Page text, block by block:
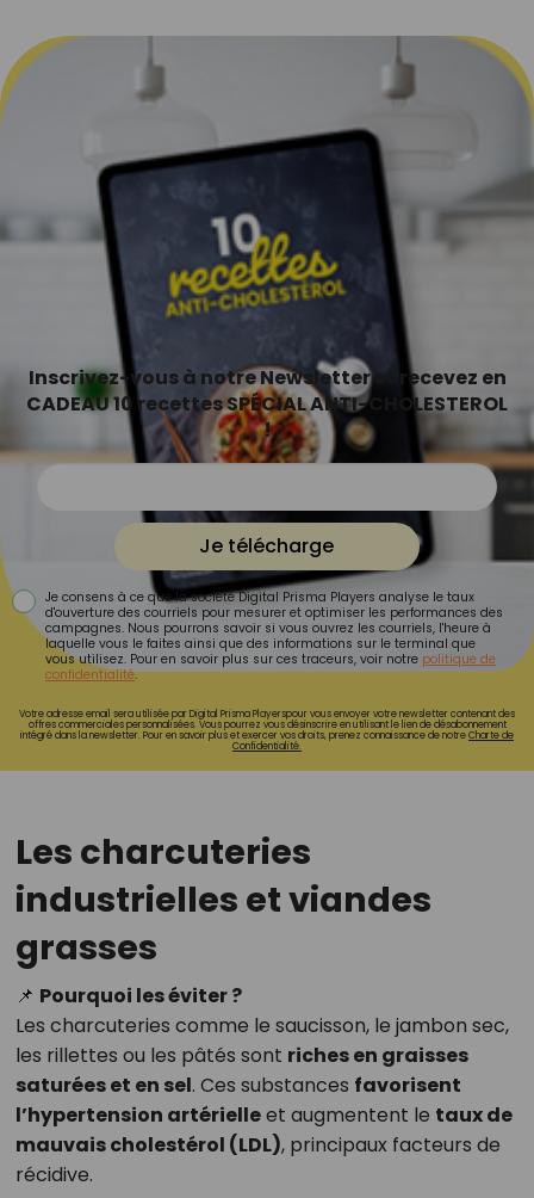
Inscrivez-vous à notre Newsletter et recevez en
CADEAU 10 recettes SPÉCIAL ANTI-CHOLESTEROL
!
Je télécharge
Je consens à ce que la société Digital Prisma Players analyse le taux
d'ouverture des courriels pour mesurer et optimiser les performances des
campagnes. Nous pourrons savoir si vous ouvrez les courriels, l'heure à
laquelle vous le faites ainsi que des informations sur le terminal que
vous utilisez. Pour en savoir plus sur ces traceurs, voir notre politique de
confidentialité.
Votre adresse email sera utilisée par Digital Prisma Playerspour vous envoyer votre newsletter contenant des
offres commerciales personnalisées. Vous pourrez vous désinscrire en utilisant le lien de désabonnement
intégré dans la newsletter. Pour en savoir plus et exercer vos droits, prenez connaissance de notreCharte de
Confidentialité.
Les charcuteries
industrielles et viandes
grasses
📌 Pourquoi les éviter ?
Les charcuteries comme le saucisson, le jambon sec,
les rillettes ou les pâtés sont riches en graisses
saturées et en sel. Ces substances favorisent
l’hypertension artérielleet augmentent le taux de
mauvais cholestérol (LDL), principaux facteurs de
récidive.